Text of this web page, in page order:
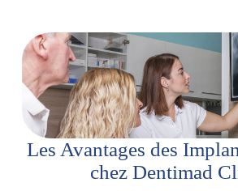
Les Avantages des
chez Dentimad